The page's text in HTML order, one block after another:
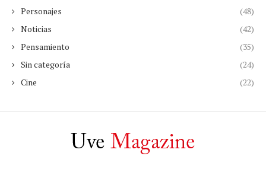
Personajes
(48)
Noticias
(42)
Pensamiento
(35)
Sin categoría
(24)
Cine
(22)